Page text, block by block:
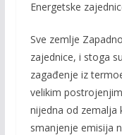
Energetske
Sve zemlje
zajednice, i stoga
zagađenje iz
velikim
nijedna od zemalja
smanjenje emisija